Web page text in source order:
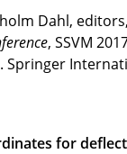
Dahl,
, SSVM
Springer
for